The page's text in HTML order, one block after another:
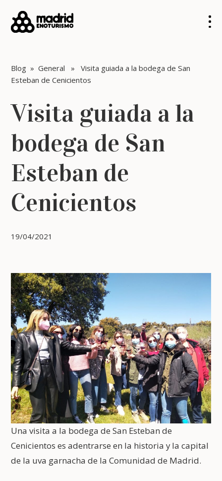
Blog »General » Visita guiada a la bodega de San
Esteban de Cenicientos
Visita guiada a la
bodega de San
Esteban de
Cenicientos
19/04/2021
Una visita a la bodega de San Esteban de
Cenicientos es adentrarse en la historia y la capital
de la uva garnacha de la Comunidad de Madrid.